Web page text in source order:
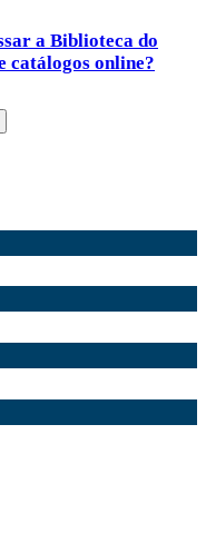
a Biblioteca do
catálogos online?